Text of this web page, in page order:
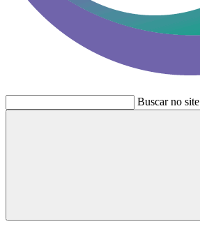
Buscar no site
Buscar